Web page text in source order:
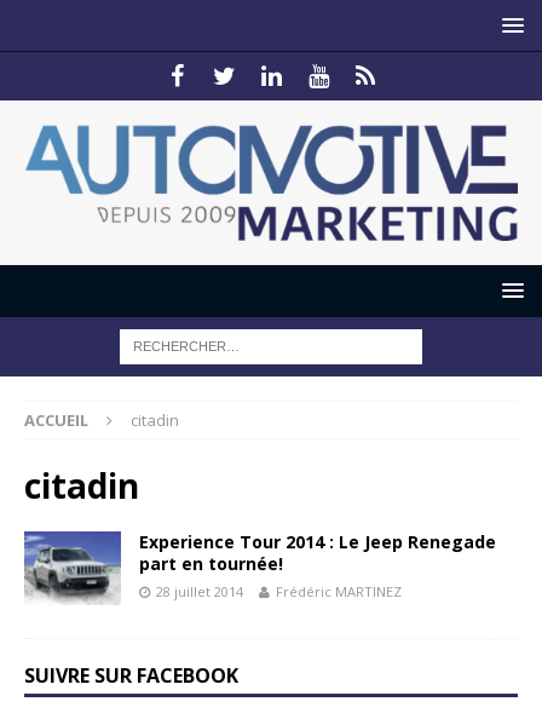
ACCUEIL citadin
citadin
Experience Tour 2014 : Le Jeep Renegade
part en tournée!
28 juillet 2014 Frédéric MARTINEZ
SUIVRE SUR FACEBOOK